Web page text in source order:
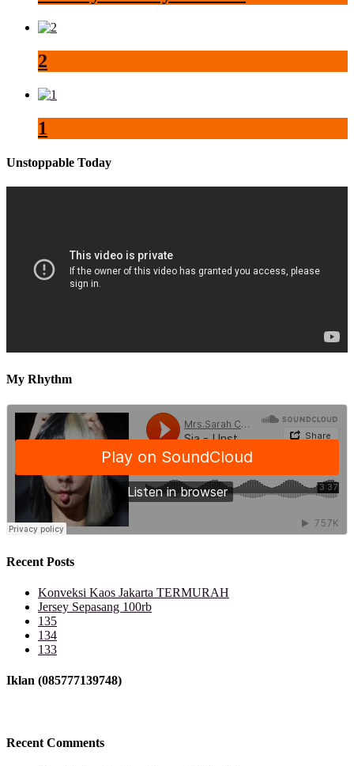
2
1
Unstoppable Today
My Rhythm
Recent Posts
Konveksi Kaos Jakarta TERMURAH
Jersey Sepasang 100rb
135
134
133
Iklan (085777139748)
Recent Comments